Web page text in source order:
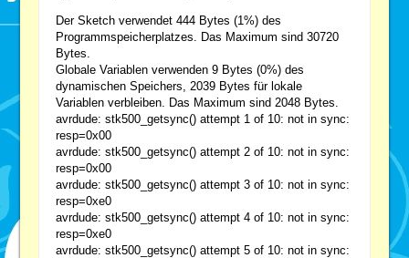
Der Sketch verwendet 444 Bytes (1%) des
Programmspeicherplatzes. Das Maximum sind 30720
Bytes.
Globale Variablen verwenden 9 Bytes (0%) des
dynamischen Speichers, 2039 Bytes für lokale
Variablen verbleiben. Das Maximum sind 2048 Bytes.
avrdude: stk500_getsync() attempt 1 of 10: not in sync:
resp=0x00
avrdude: stk500_getsync() attempt 2 of 10: not in sync:
resp=0x00
avrdude: stk500_getsync() attempt 3 of 10: not in sync:
resp=0xe0
avrdude: stk500_getsync() attempt 4 of 10: not in sync:
resp=0xe0
avrdude: stk500_getsync() attempt 5 of 10: not in sync: